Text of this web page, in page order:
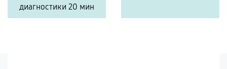
диагностики 20 мин